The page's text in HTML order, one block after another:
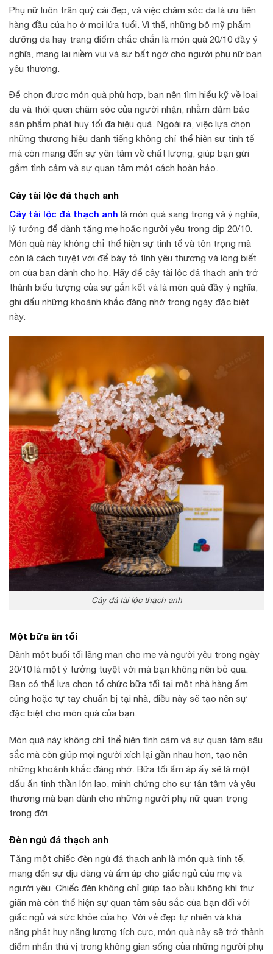
Phụ nữ luôn trân quý cái đẹp, và việc chăm sóc da là ưu tiên
hàng đầu của họ ở mọi lứa tuổi. Vì thế, những bộ mỹ phẩm
dưỡng da hay trang điểm chắc chắn là món quà 20/10 đầy ý
nghĩa, mang lại niềm vui và sự bất ngờ cho người phụ nữ bạn
yêu thương.
Để chọn được món quà phù hợp, bạn nên tìm hiểu kỹ về loại
da và thói quen chăm sóc của người nhận, nhằm đảm bảo
sản phẩm phát huy tối đa hiệu quả. Ngoài ra, việc lựa chọn
những thương hiệu danh tiếng không chỉ thể hiện sự tinh tế
mà còn mang đến sự yên tâm về chất lượng, giúp bạn gửi
gắm tình cảm và sự quan tâm một cách hoàn hảo.
Cây tài lộc đá thạch anh
Cây tài lộc đá thạch anh là món quà sang trọng và ý nghĩa,
lý tưởng để dành tặng mẹ hoặc người yêu trong dịp 20/10.
Món quà này không chỉ thể hiện sự tinh tế và tôn trọng mà
còn là cách tuyệt vời để bày tỏ tình yêu thương và lòng biết
ơn của bạn dành cho họ. Hãy để cây tài lộc đá thạch anh trở
thành biểu tượng của sự gắn kết và là món quà đầy ý nghĩa,
ghi dấu những khoảnh khắc đáng nhớ trong ngày đặc biệt
này.
Cây đá tài lộc thạch anh
Một bữa ăn tối
Dành một buổi tối lãng mạn cho mẹ và người yêu trong ngày
20/10 là một ý tưởng tuyệt vời mà bạn không nên bỏ qua.
Bạn có thể lựa chọn tổ chức bữa tối tại một nhà hàng ấm
cúng hoặc tự tay chuẩn bị tại nhà, điều này sẽ tạo nên sự
đặc biệt cho món quà của bạn.
Món quà này không chỉ thể hiện tình cảm và sự quan tâm sâu
sắc mà còn giúp mọi người xích lại gần nhau hơn, tạo nên
những khoảnh khắc đáng nhớ. Bữa tối ấm áp ấy sẽ là một
dấu ấn tinh thần lớn lao, minh chứng cho sự tận tâm và yêu
thương mà bạn dành cho những người phụ nữ quan trọng
trong đời.
Đèn ngủ đá thạch anh
Tặng một chiếc đèn ngủ đá thạch anh là món quà tinh tế,
mang đến sự dịu dàng và ấm áp cho giấc ngủ của mẹ và
người yêu. Chiếc đèn không chỉ giúp tạo bầu không khí thư
giãn mà còn thể hiện sự quan tâm sâu sắc của bạn đối với
giấc ngủ và sức khỏe của họ. Với vẻ đẹp tự nhiên và khả
năng phát huy năng lượng tích cực, món quà này sẽ trở thành
điểm nhấn thú vị trong không gian sống của những người phụ